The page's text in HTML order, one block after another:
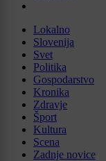
Lokalno
Slovenija
Svet
Politika
Gospodarstvo
Kronika
Zdravje
Šport
Kultura
Scena
Zadnje novice